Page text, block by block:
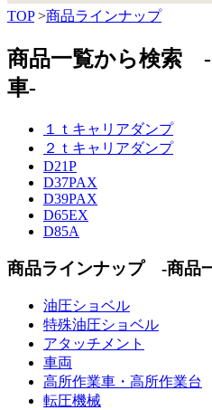
TOP>商品ラインナップ
商品一覧から検索 -
車-
１ｔキャリアダンプ
２ｔキャリアダンプ
D21P
D37PAX
D39PAX
D65EX
D85A
商品ラインナップ -商品
油圧ショベル
特殊油圧ショベル
アタッチメント
車両
高所作業車・高所作業台
転圧機械